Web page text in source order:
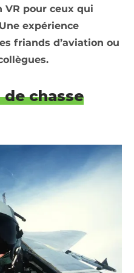
VR pour ceux qui
expérience
friands d’aviation ou
chasse